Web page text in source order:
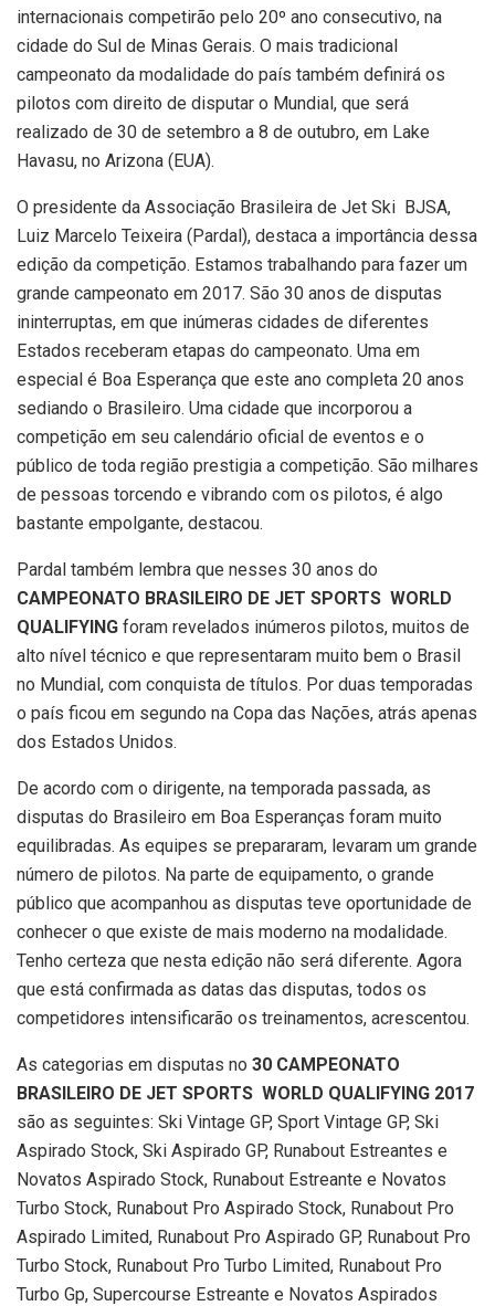
internacionais competirão pelo 20º ano consecutivo, na
cidade do Sul de Minas Gerais. O mais tradicional
campeonato da modalidade do país também definirá os
pilotos com direito de disputar o Mundial, que será
realizado de 30 de setembro a 8 de outubro, em Lake
Havasu, no Arizona (EUA).
O presidente da Associação Brasileira de Jet Ski  BJSA,
Luiz Marcelo Teixeira (Pardal), destaca a importância dessa
edição da competição. Estamos trabalhando para fazer um
grande campeonato em 2017. São 30 anos de disputas
ininterruptas, em que inúmeras cidades de diferentes
Estados receberam etapas do campeonato. Uma em
especial é Boa Esperança que este ano completa 20 anos
sediando o Brasileiro. Uma cidade que incorporou a
competição em seu calendário oficial de eventos e o
público de toda região prestigia a competição. São milhares
de pessoas torcendo e vibrando com os pilotos, é algo
bastante empolgante, destacou.
Pardal também lembra que nesses 30 anos do
CAMPEONATO BRASILEIRO DE JET SPORTS  WORLD
QUALIFYING foram revelados inúmeros pilotos, muitos de
alto nível técnico e que representaram muito bem o Brasil
no Mundial, com conquista de títulos. Por duas temporadas
o país ficou em segundo na Copa das Nações, atrás apenas
dos Estados Unidos.
De acordo com o dirigente, na temporada passada, as
disputas do Brasileiro em Boa Esperanças foram muito
equilibradas. As equipes se prepararam, levaram um grande
número de pilotos. Na parte de equipamento, o grande
público que acompanhou as disputas teve oportunidade de
conhecer o que existe de mais moderno na modalidade.
Tenho certeza que nesta edição não será diferente. Agora
que está confirmada as datas das disputas, todos os
competidores intensificarão os treinamentos, acrescentou.
As categorias em disputas no 30 CAMPEONATO
BRASILEIRO DE JET SPORTS  WORLD QUALIFYING 2017
são as seguintes: Ski Vintage GP, Sport Vintage GP, Ski
Aspirado Stock, Ski Aspirado GP, Runabout Estreantes e
Novatos Aspirado Stock, Runabout Estreante e Novatos
Turbo Stock, Runabout Pro Aspirado Stock, Runabout Pro
Aspirado Limited, Runabout Pro Aspirado GP, Runabout Pro
Turbo Stock, Runabout Pro Turbo Limited, Runabout Pro
Turbo Gp, Supercourse Estreante e Novatos Aspirados